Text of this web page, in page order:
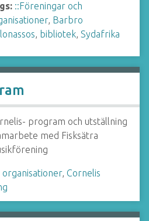
::Föreningar och
, Barbro
, bibliotek, Sydafrika
program och utställning
med Fisksätra
organisationer, Cornelis